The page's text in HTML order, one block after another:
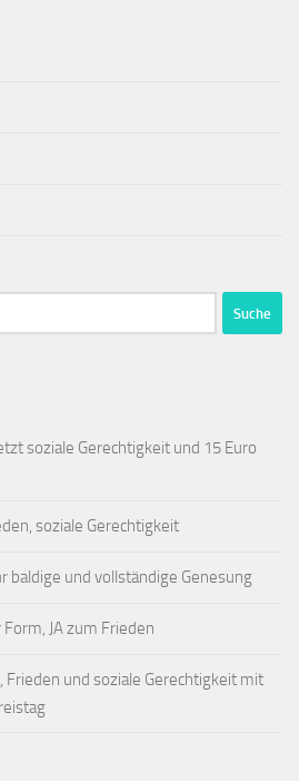
soziale Gerechtigkeit und 15 Euro
soziale Gerechtigkeit
baldige und vollständige Genesung
JA zum Frieden
Frieden und soziale Gerechtigkeit mit